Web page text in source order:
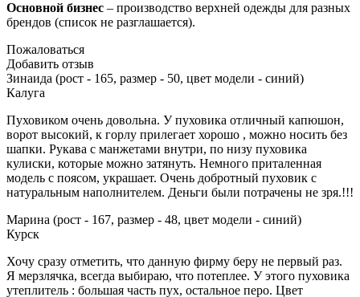
Основной бизнес – производство верхней одежды для разных
брендов (список не разглашается).
Пожаловаться
Добавить отзыв
Зинаида (рост - 165, размер - 50, цвет модели - синий)
Калуга
Пуховиком очень довольна. У пуховика отличный капюшон,
ворот высокий, к горлу прилегает хорошо , можно носить без
шапки. Рукава с манжетами внутри, по низу пуховика
кулиски, которые можно затянуть. Немного приталенная
модель с поясом, украшает. Очень добротный пуховик с
натуральным наполнителем. Деньги были потрачены не зря.!!!
Марина (рост - 167, размер - 48, цвет модели - синий)
Курск
Хочу сразу отметить, что данную фирму беру не первый раз.
Я мерзлячка, всегда выбираю, что потеплее. У этого пуховика
утеплитель : большая часть пух, остальное перо. Цвет